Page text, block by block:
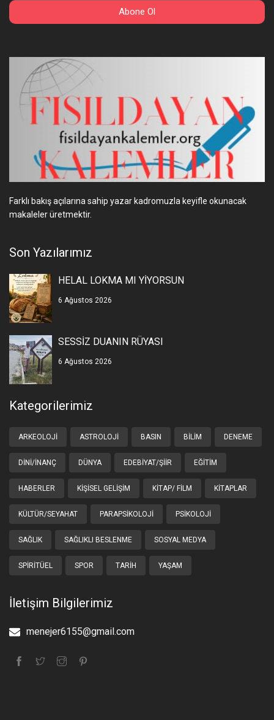
Farklı bakış açılarına sahip yazar kadromuzla keyifle okunacak
makaleler üretmektir.
Son Yazılarımız
HELAL LOKMA MI YİYORSUN
6 Ağustos 2026
SESSİZ DUANIN RÜYASI
6 Ağustos 2026
Kategorilerimiz
ARKEOLOJI ASTROLOJI BASIN BILIM DENEME
DINI/İNANÇ DÜNYA EDEBIYAT/ŞIIR EĞITIM
HABERLER KIŞISEL GELIŞIM KITAP/ FILM KITAPLAR
KÜLTÜR/SEYAHAT PARAPSIKOLOJI PSIKOLOJI
SAĞLIK SAĞLIKLI BESLENME SOSYAL MEDYA
SPIRITÜEL SPOR TARIH YAŞAM
İletişim Bilgilerimiz
menejer6155@gmail.com